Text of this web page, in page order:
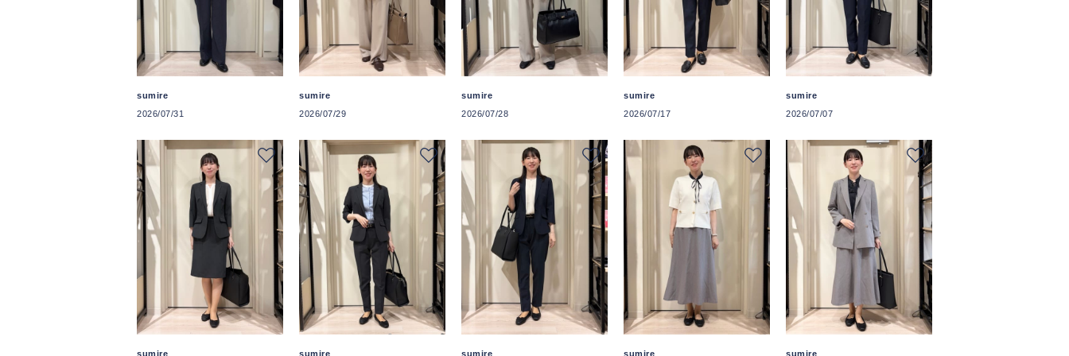
sumire
2026/07/31
sumire
2026/07/29
sumire
2026/07/28
sumire
2026/07/17
sumire
2026/07/07
sumire
sumire
sumire
sumire
sumire